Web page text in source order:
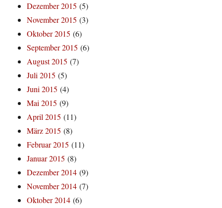
Dezember 2015 (5)
November 2015 (3)
Oktober 2015 (6)
September 2015 (6)
August 2015 (7)
Juli 2015 (5)
Juni 2015 (4)
Mai 2015 (9)
April 2015 (11)
März 2015 (8)
Februar 2015 (11)
Januar 2015 (8)
Dezember 2014 (9)
November 2014 (7)
Oktober 2014 (6)